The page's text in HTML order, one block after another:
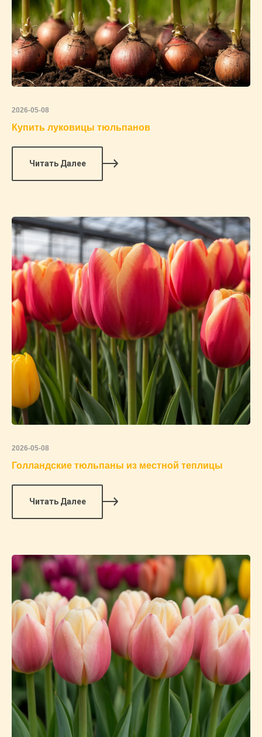
2026-05-08
Купить луковицы тюльпанов
Читать Далее
2026-05-08
Голландские тюльпаны из местной теплицы
Читать Далее